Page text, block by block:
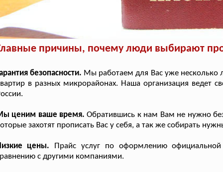
причины, почему люди выбирают
безопасности. Мы работаем для Вас уже несколько
в разных микрорайонах. Наша организация ведет
ценим ваше время. Обратившись к нам Вам не нужно
захотят прописать Вас у себя, а так же собирать
цены. Прайс услуг по оформлению
с другими компаниями.